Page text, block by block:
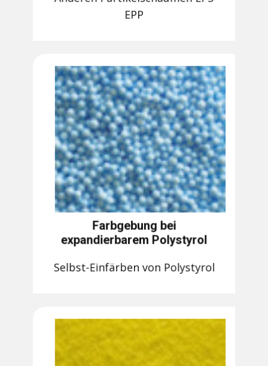
EPP
Farbgebung bei
expandierbarem Polystyrol
Selbst-Einfärben von Polystyrol